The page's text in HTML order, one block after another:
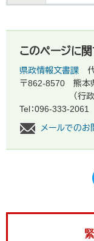
このページに
県政情報文書課
〒862-8570
熊本
（行
Tel：096-333-2061
メールでのお